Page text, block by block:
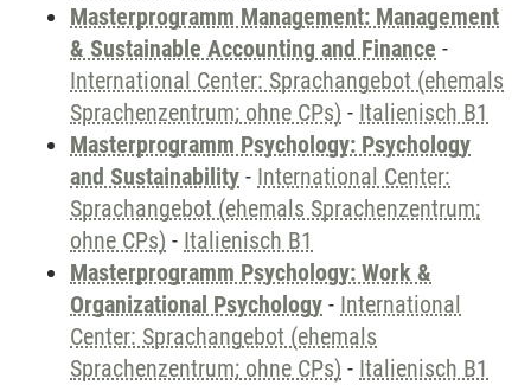
Masterprogramm Management: Management
& Sustainable Accounting and Finance -
International Center: Sprachangebot (ehemals
Sprachenzentrum; ohne CPs) - Italienisch B1
Masterprogramm Psychology: Psychology
and Sustainability - International Center:
Sprachangebot (ehemals Sprachenzentrum;
ohne CPs) - Italienisch B1
Masterprogramm Psychology: Work &
Organizational Psychology - International
Center: Sprachangebot (ehemals
Sprachenzentrum; ohne CPs) - Italienisch B1